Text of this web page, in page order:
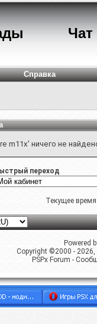
Чат
Справка
m11x' ничего не
переход
Текущее
Powered
Copyright ©2000 -
PSPx Forum -